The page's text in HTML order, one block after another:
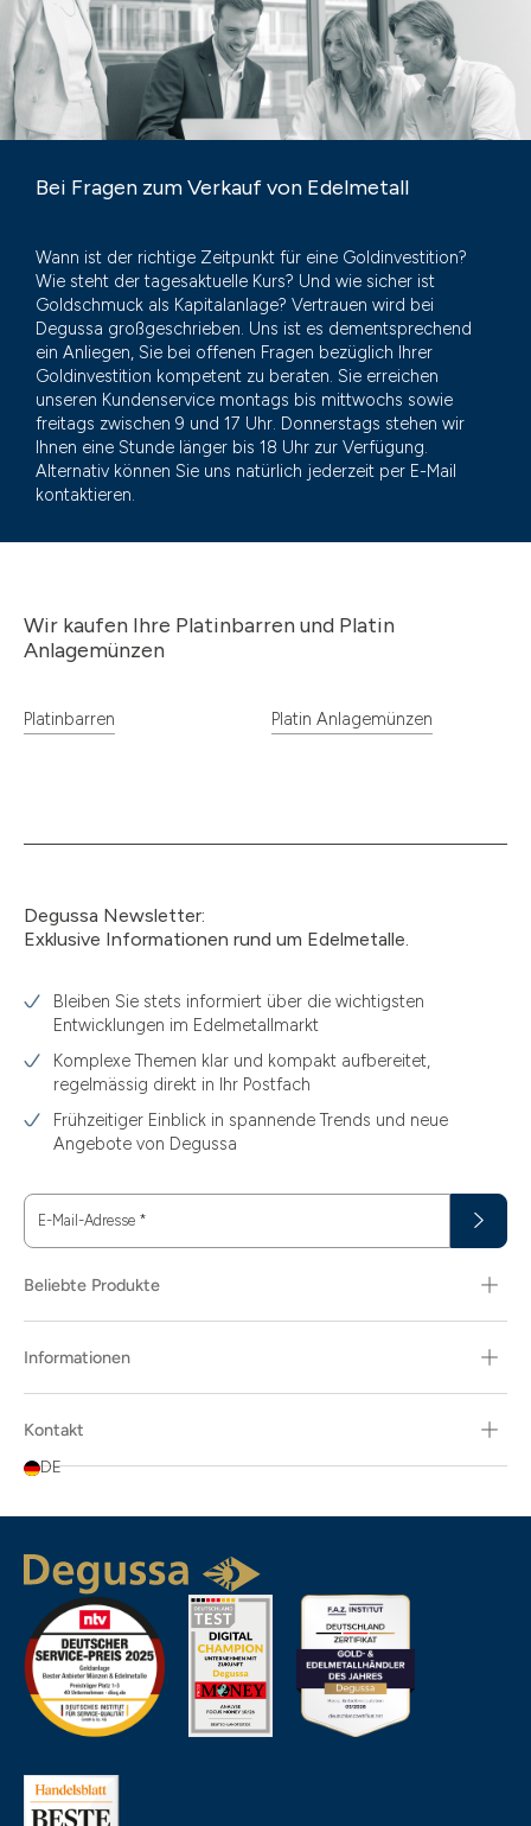
Bei Fragen zum Verkauf von Edelmetall
Wann ist der richtige Zeitpunkt für eine Goldinvestition?
Wie steht der tagesaktuelle Kurs? Und wie sicher ist
Goldschmuck als Kapitalanlage? Vertrauen wird bei
Degussa großgeschrieben. Uns ist es dementsprechend
ein Anliegen, Sie bei offenen Fragen bezüglich Ihrer
Goldinvestition kompetent zu beraten. Sie erreichen
unseren Kundenservice montags bis mittwochs sowie
freitags zwischen 9 und 17 Uhr. Donnerstags stehen wir
Ihnen eine Stunde länger bis 18 Uhr zur Verfügung.
Alternativ können Sie uns natürlich jederzeit per E-Mail
kontaktieren.
Wir kaufen Ihre Platinbarren und Platin
Anlagemünzen
Platinbarren Platin Anlagemünzen
Degussa Newsletter:
Exklusive Informationen rund um Edelmetalle.
Bleiben Sie stets informiert über die wichtigsten
Entwicklungen im Edelmetallmarkt
Komplexe Themen klar und kompakt aufbereitet,
regelmässig direkt in Ihr Postfach
Frühzeitiger Einblick in spannende Trends und neue
Angebote von Degussa
E-Mail-Adresse *
Beliebte Produkte
Informationen
Kontakt
DE